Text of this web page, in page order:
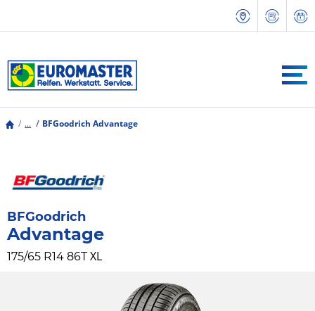
... BFGoodrich Advantage
BFGoodrich
Advantage
175/65 R14 86T XL